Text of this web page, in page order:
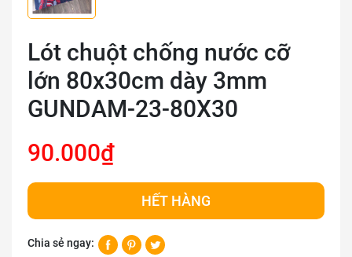
Lót chuột chống nước cỡ
lớn 80x30cm dày 3mm
GUNDAM-23-80X30
90.000₫
HẾT HÀNG
Chia sẻ ngay: